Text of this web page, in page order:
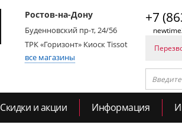
Ростов-на-Дону
Буденновский пр-т, 24/56
ТРК «Горизонт» Киоск Tissot
все магазины
+7
Скидки и акции Информация